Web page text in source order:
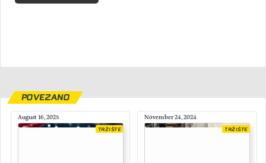
POVEZANO
August 16, 2025
TRŽIŠTE
November 24, 2024
TRŽIŠTE